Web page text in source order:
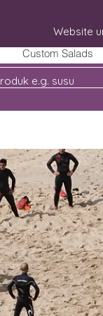
Custom Salads
Website